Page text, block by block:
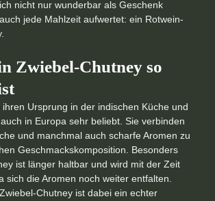
nicht nur wunderbar als Geschenk
jede Mahlzeit aufwertet: ein Rotwein-
Zwiebel-Chutney so
Ursprung in der indischen Küche und
in Europa sehr beliebt. Sie verbinden
und manchmal auch scharfe Aromen zu
Geschmackskomposition. Besonders
ist länger haltbar und wird mit der Zeit
sich die Aromen noch weiter entfalten.
Chutney ist dabei ein echter